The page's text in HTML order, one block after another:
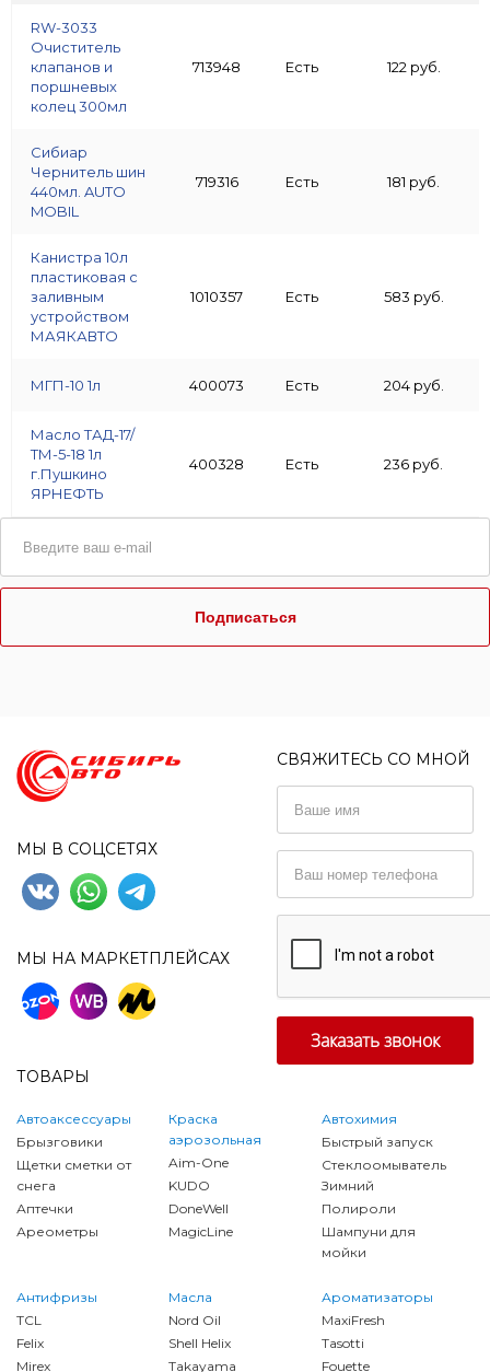
RW-3033
Очиститель
клапанов и
поршневых
колец 300мл
Сибиар
Чернитель шин
440мл. AUTO
MOBIL
Канистра 10л
пластиковая с
заливным
устройством
МАЯКАВТО
МГП-10 1л
Масло ТАД-17/
ТМ-5-18 1л
г.Пушкино
ЯРНЕФТЬ
713948 Есть 122 руб.
719316 Есть 181 руб.
1010357 Есть 583 руб.
400073 Есть 204 руб.
400328 Есть 236 руб.
Подписаться
МЫ В СОЦСЕТЯХ
МЫ НА МАРКЕТПЛЕЙСАХ
СВЯЖИТЕСЬ СО МНОЙ
ТОВАРЫ
Автоаксессуары
Брызговики
Щетки сметки от
снега
Аптечки
Ареометры
Краска
аэрозольная
Aim-One
KUDO
DoneWell
MagicLine
Автохимия
Быстрый запуск
Стеклоомыватель
Зимний
Полироли
Шампуни для
мойки
Антифризы
TCL
Felix
Mirex
Масла
Nord Oil
Shell Helix
Takayama
Ароматизаторы
MaxiFresh
Tasotti
Fouette